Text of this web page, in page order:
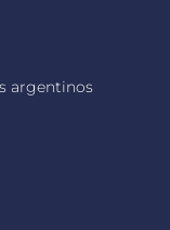
argentinos